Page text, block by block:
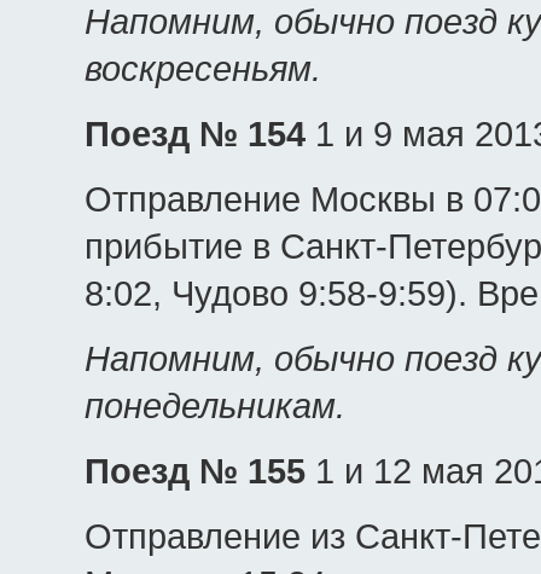
Напомним, обычно поезд
воскресеньям.
Поезд № 154 1 и 9 мая
Отправление Москвы в
прибытие в Санкт-
8:02, Чудово 9:58-9:59).
Напомним, обычно поезд
понедельникам.
Поезд № 155 1 и 12 мая
Отправление из Санкт-